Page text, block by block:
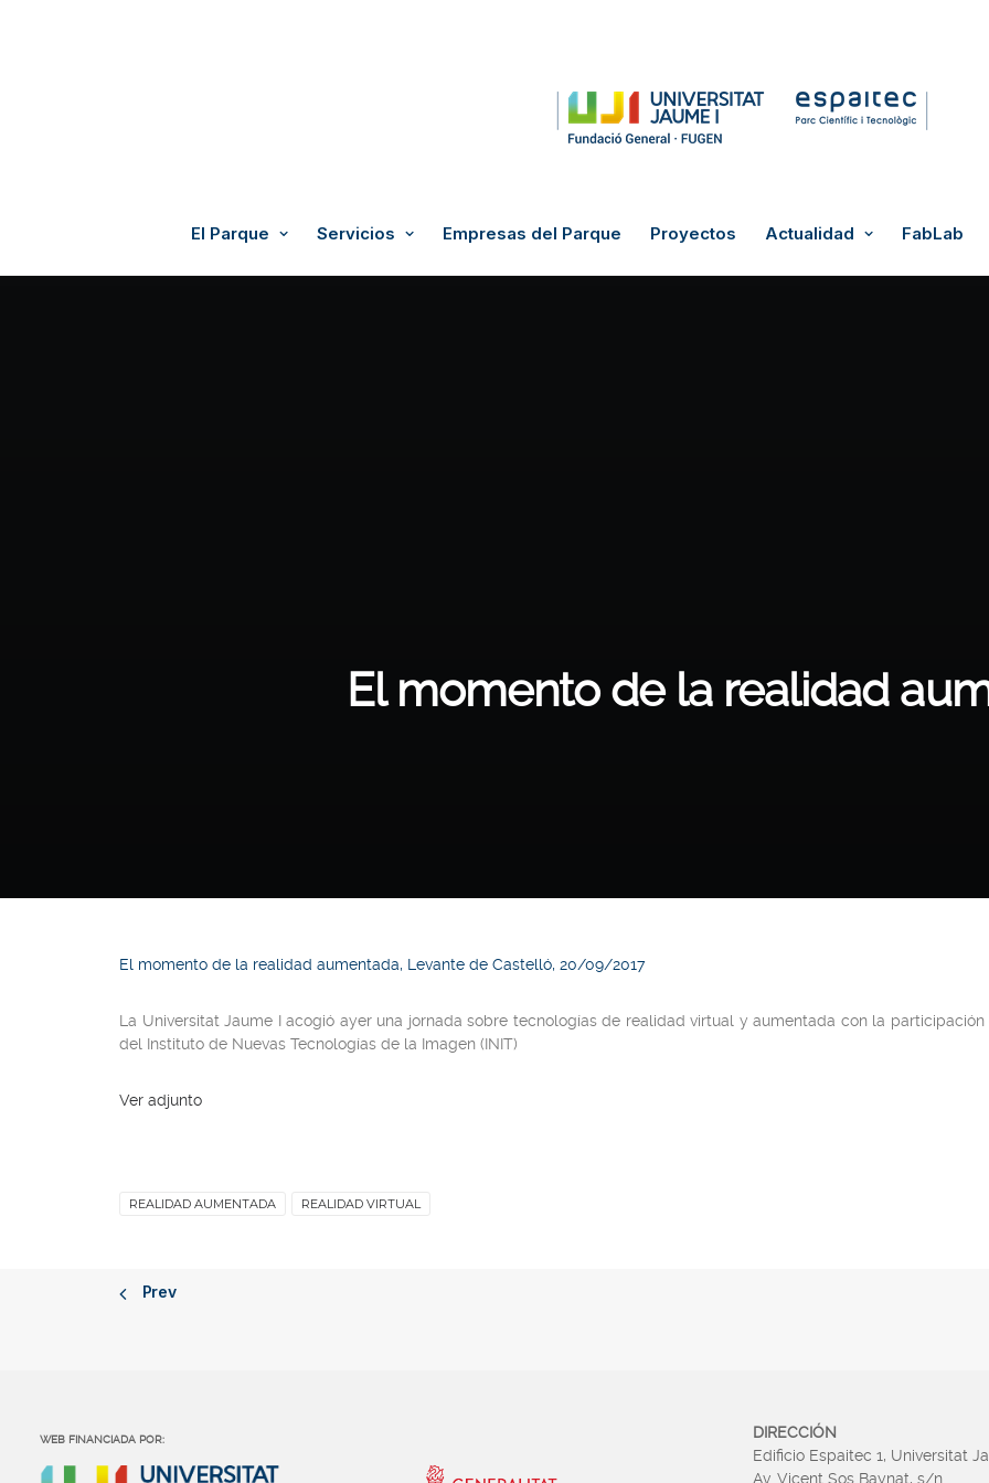
El Parque Servicios Empresas del Parque Proyectos Actualidad FabLab
El momento de la realidad
El momento de la realidad aumentada, Levante de Castelló, 20/09/2017
La Universitat Jaume I acogió ayer una jornada sobre tecnologías de realidad virtual y aumentada con la
del Instituto de Nuevas Tecnologías de la Imagen (INIT)
Ver adjunto
REALIDAD AUMENTADA REALIDAD VIRTUAL
Prev
WEB FINANCIADA POR:
DIRECCIÓN
Edificio Espaitec 1, Universitat
Av. Vicent Sos Baynat, s/n